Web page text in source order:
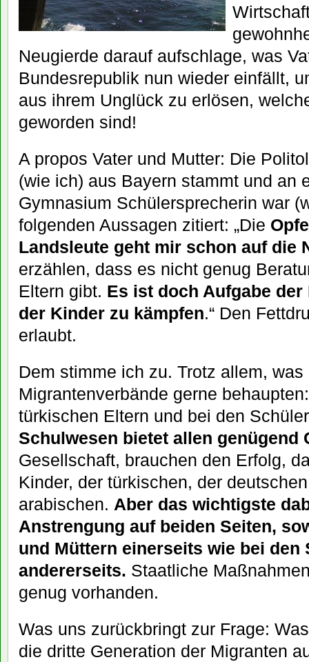
Neugierde darauf aufschlage, was
Bundesrepublik nun wieder einfällt,
aus ihrem Unglück zu erlösen,
geworden sind!
A propos Vater und Mutter: Die
(wie ich) aus Bayern stammt und an
Gymnasium Schülersprecherin war
folgenden Aussagen zitiert: „Die
Landsleute geht mir schon auf die
erzählen, dass es nicht genug
Eltern gibt. Es ist doch Aufgabe
der Kinder zu kämpfen.“ Den
erlaubt.
Dem stimme ich zu. Trotz allem, was
Migrantenverbände gerne
türkischen Eltern und bei den
Schulwesen bietet allen genügend
Gesellschaft, brauchen den Erfolg,
Kinder, der türkischen, der
arabischen. Aber das wichtigste
Anstrengung auf beiden Seiten,
und Müttern einerseits wie bei den
andererseits. Staatliche
genug vorhanden.
Was uns zurückbringt zur Frage:
die dritte Generation der Migranten